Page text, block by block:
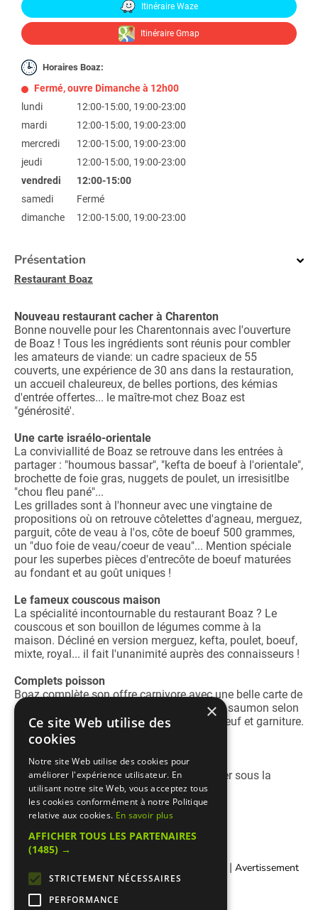
Itinéraire Waze
Itinéraire Gmap
Horaires Boaz:
Fermé, ouvre Dimanche à 12h00
lundi
12:00-15:00, 19:00-23:00
mardi
12:00-15:00, 19:00-23:00
mercredi
12:00-15:00, 19:00-23:00
jeudi
12:00-15:00, 19:00-23:00
vendredi
12:00-15:00
samedi
Fermé
dimanche
12:00-15:00, 19:00-23:00
Présentation
Restaurant Boaz
Nouveau restaurant cacher à Charenton
Bonne nouvelle pour les Charentonnais avec l'ouverture
de Boaz ! Tous les ingrédients sont réunis pour combler
les amateurs de viande: un cadre spacieux de 55
couverts, une expérience de 30 ans dans la restauration,
un accueil chaleureux, de belles portions, des kémias
d'entrée offertes... le maître-mot chez Boaz est
"générosité'.
Une carte israélo-orientale
La conviviallité de Boaz se retrouve dans les entrées à
partager : "houmous bassar", "kefta de boeuf à l'orientale",
brochette de foie gras, nuggets de poulet, un irresisitlbe
"chou fleu pané"...
Les grillades sont à l'honneur avec une vingtaine de
propositions où on retrouve côtelettes d'agneau, merguez,
parguit, côte de veau à l'os, côte de boeuf 500 grammes,
un "duo foie de veau/coeur de veau"... Mention spéciale
pour les superbes pièces d'entrecôte de boeuf maturées
au fondant et au goût uniques !
Le fameux couscous maison
La spécialité incontournable du restaurant Boaz ? Le
couscous et son bouillon de légumes comme à la
maison. Décliné en version merguez, kefta, poulet, boeuf,
mixte, royal... il fait l'unanimité auprès des connaisseurs !
Complets poisson
Boaz complète son offre carnivore avec une belle carte de
poissons frits ou grillés (bar daurade, sole, saumon selon
arrivage ) accompagnés de salade cuite, oeuf et garniture.
Restaurant climatisé
Le restaurant Boaz est un restaurant cacher sous la
surveillance du Beth-Din de Paris.
| Avertissement
Légal
×
Ce site Web utilise des
cookies
Notre site Web utilise des cookies pour
améliorer l'expérience utilisateur. En
utilisant notre site Web, vous acceptez tous
les cookies conformément à notre Politique
relative aux cookies. En savoir plus
AFFICHER TOUS LES PARTENAIRES
(1485) →
STRICTEMENT NÉCESSAIRES
PERFORMANCE